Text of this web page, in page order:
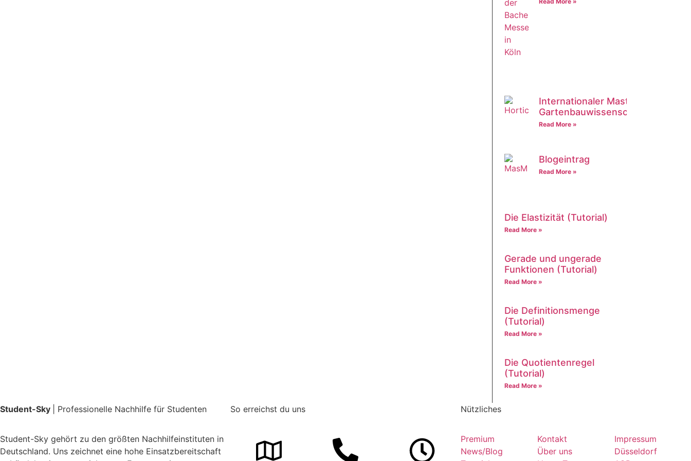
Internationaler Master in
Gartenbauwissenschaften
Read More »
Blogeintrag
Read More »
Die Elastizität (Tutorial)
Read More »
Gerade und ungerade
Funktionen (Tutorial)
Read More »
Die Definitionsmenge
(Tutorial)
Read More »
Die Quotientenregel
(Tutorial)
Read More »
Student-Sky | Professionelle Nachhilfe für Studenten
Student-Sky gehört zu den größten Nachhilfeinstituten in
Deutschland. Uns zeichnet eine hohe Einsatzbereitschaft
So erreichst du uns Nützliches
Premium
News/Blog
Kontakt
Über uns
Impressum
Düsseldorf